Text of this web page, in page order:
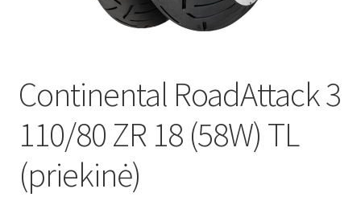
Continental RoadAttack 3
110/80 ZR 18 (58W) TL
(priekinė)